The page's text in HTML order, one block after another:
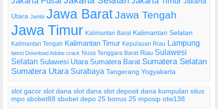
Utara Jambi Jawa BaratJawa Tengah
Jawa Timur Kalimantan Barat Kalimantan Selatan
Kalimantan Tengah Kalimantan Timur Kepulauan Riau Lampung
latest Download Adobe crack Nusa Tenggara Barat Riau Sulawesi
Selatan Sulawesi Utara Sumatera Barat Sumatera Selatan
Sumatera Utara Surabaya Tangerang Yogyakarta
slot gacor slot dana slot dana slot deposit dana kumpulan situs
mpo sbobet88 sbobet depo 25 bonus 25 mposip otw138